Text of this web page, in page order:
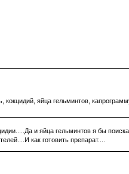
яйца гельминтов,
и яйца гельминтов я бы
как готовить препарат....